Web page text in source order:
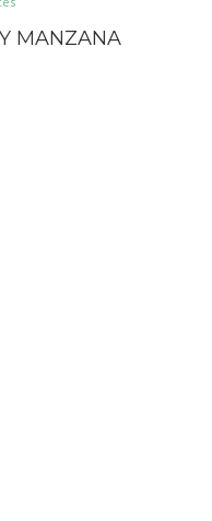
MANZANA